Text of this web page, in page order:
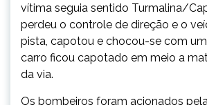
vítima seguia sentido Turmalina/
perdeu o controle de direção e o
pista, capotou e chocou-se com
carro ficou capotado em meio a
da via.
Os bombeiros foram acionados